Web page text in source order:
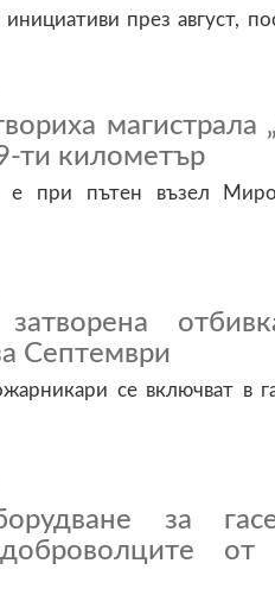
през август,
магистрала
ти километър
е при пътен възел
Септември
се включват в
за
от